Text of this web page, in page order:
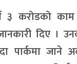
३ करोडको काम
दिए ।
पार्कमा जाने